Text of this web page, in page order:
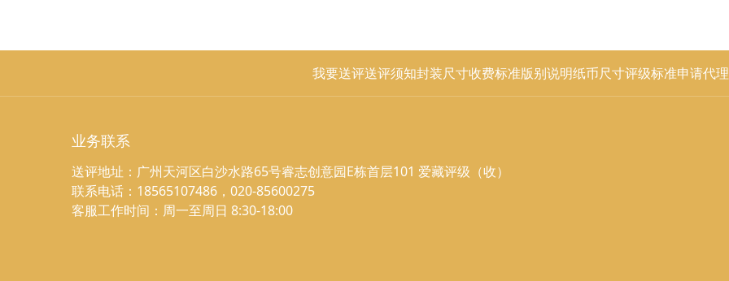
我要送评送评须知封装尺寸收费标准版别说明纸币尺寸评级标准申请代理
业务联系
送评地址：广州天河区白沙水路65号睿志创意园E栋首层101 爱藏评级（收）
联系电话：18565107486，020-85600275
客服工作时间：周一至周日 8:30-18:00